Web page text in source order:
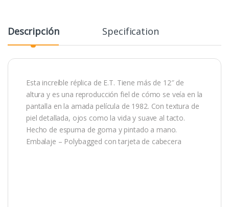
Descripción Specification
Esta increíble réplica de E.T. Tiene más de 12″ de
altura y es una reproducción fiel de cómo se veía en la
pantalla en la amada película de 1982. Con textura de
piel detallada, ojos como la vida y suave al tacto.
Hecho de espuma de goma y pintado a mano.
Embalaje – Polybagged con tarjeta de cabecera